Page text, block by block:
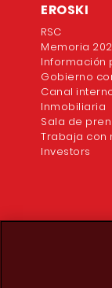
EROSKI
RSC
Memoria
Información
Gobierno
Canal
Inmobiliaria
Sala de
Trabaja con
Investors